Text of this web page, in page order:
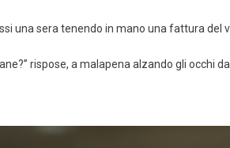
una sera tenendo in mano una fattura del
rispose, a malapena alzando gli occhi